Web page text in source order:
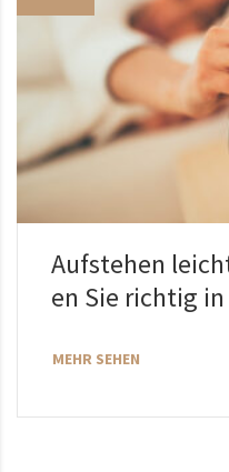
Aufstehen
en Sie richtig in
MEHR SEHEN